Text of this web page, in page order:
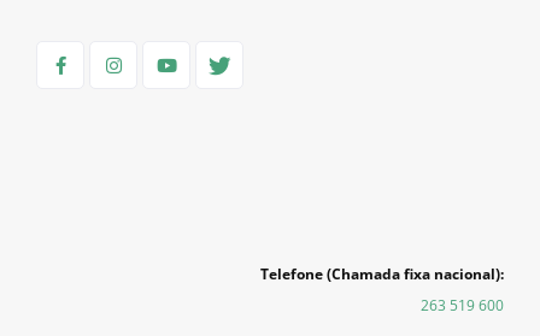
Telefone (Chamada fixa nacional):
263 519 600